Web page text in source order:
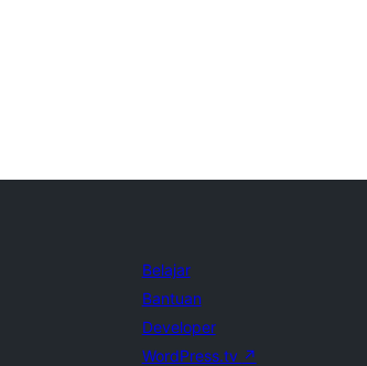
Belajar
Bantuan
Developer
WordPress.tv ↗